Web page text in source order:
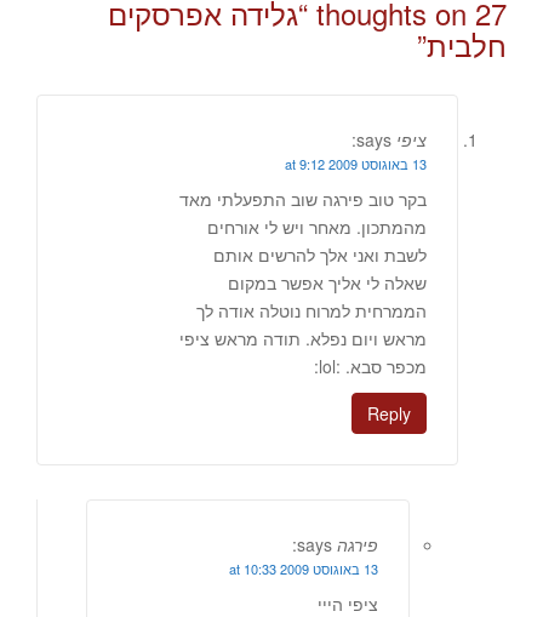
27 thoughts on “ גלידה אפרסקים
חלבית”
ציפי says:
13 באוגוסט 2009 at 9:12
בקר טוב פירגה שוב התפעלתי מאד
מהמתכון. מאחר ויש לי אורחים
לשבת ואני אלך להרשים אותם
שאלה לי אליך אפשר במקום
הממרחית למרוח נוטלה אודה לך
מראש ויום נפלא. תודה מראש ציפי
מכפר סבא. :lol:
Reply
פירגה says:
13 באוגוסט 2009 at 10:33
ציפי הייי